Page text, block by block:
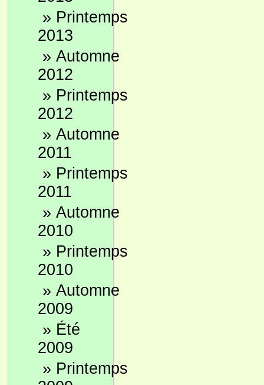
» Printemps
2013
» Automne
2012
» Printemps
2012
» Automne
2011
» Printemps
2011
» Automne
2010
» Printemps
2010
» Automne
2009
» Été
2009
» Printemps